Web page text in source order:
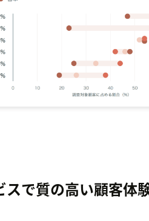
スで質の高い顧客体